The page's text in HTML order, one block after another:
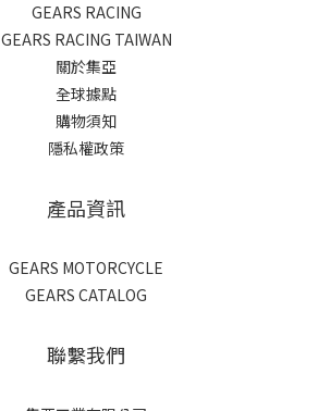
GEARS RACING
GEARS RACING TAIWAN
關於集亞
全球據點
購物須知
隱私權政策
產品資訊
GEARS MOTORCYCLE
GEARS CATALOG
聯繫我們